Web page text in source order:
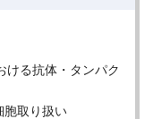
ける抗体・タンパク
胞取り扱い